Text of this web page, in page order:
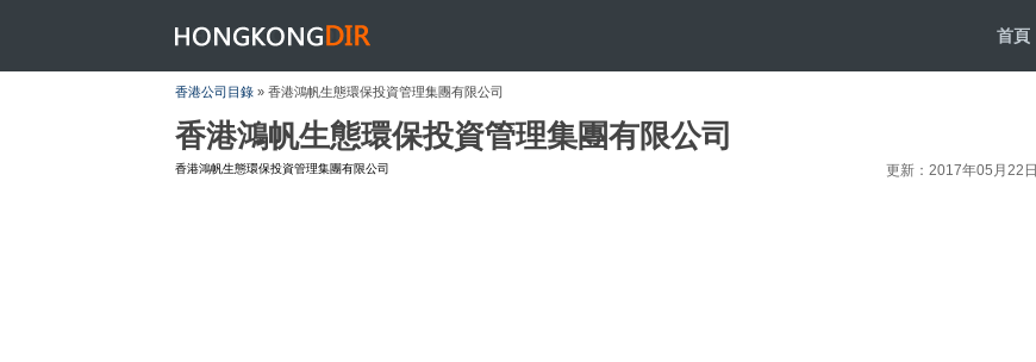
HONGKONGDIR 首頁
香港公司目錄 » 香港鴻帆生態環保投資管理集團有限公司
香港鴻帆生態環保投資管理集團有限公司
香港鴻帆生態環保投資管理集團有限公司 更新：2017年05月22日